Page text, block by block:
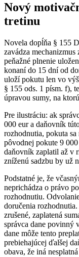
Nový
tretinu
Novela dopĺňa § 155
zavádza
peňažné plnenie
konaní do 15 dní od
uloží pokutu len vo
§ 155 ods. 1 písm. f),
úpravou sumy, na
Pre ilustráciu: ak
000 eur a daňovník
rozhodnutia, pokuta
pôvodnej pokute 9
daňovník zaplatil až v
zníženú sadzbu by už
Podstatné je, že
neprichádza o právo
rozhodnutiu.
doručenia
zrušené, zaplatená
správca dane povinný
dane môže tento
prebiehajúcej ďalšej
obava, že iná